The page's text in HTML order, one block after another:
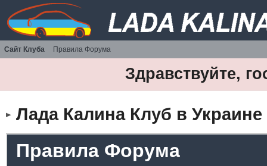
Сайт Клуба Правила Форума
Здравствуйте,
Лада Калина Клуб в Украине
Правила Форума